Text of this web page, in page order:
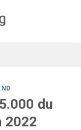
du
2022